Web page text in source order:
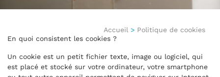
Accueil > Politique de cookies
En quoi consistent les cookies ?
Un cookie est un petit fichier texte, image ou logiciel, qui
est placé et stocké sur votre ordinateur, votre smartphone